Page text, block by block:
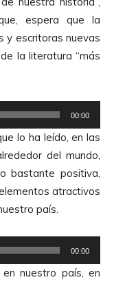
espera que la
y escritoras nuevas
la literatura “más
00:00
lo ha leído, en las
del mundo,
bastante positiva,
atractivos
país.
00:00
nuestro país, en